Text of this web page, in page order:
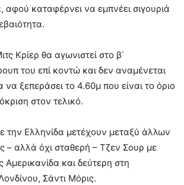
αφού καταφέρνει να εμπνέει σιγουριά
Κρίερ θα αγωνιστεί στο β΄
του επί κοντώ και δεν αναμένεται
ξεπεράσει το 4.60μ που είναι το όριο
στον τελικό.
την Ελληνίδα μετέχουν μεταξύ άλλων
– αλλά όχι σταθερή – Τζεν Σουρ με
Αμερικανίδα και δεύτερη στη
Σάντι Μόρις.